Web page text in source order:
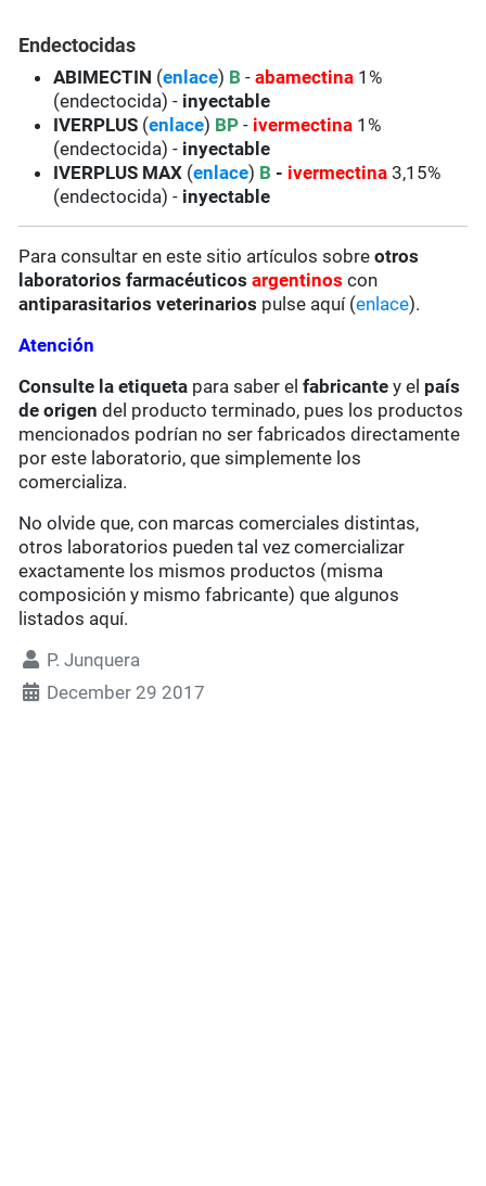
Endectocidas
ABIMECTIN (enlace) B-abamectina 1%
(endectocida) - inyectable
IVERPLUS (enlace) BP- ivermectina 1%
(endectocida) - inyectable
IVERPLUS MAX (enlace) B - ivermectina 3,15%
(endectocida) - inyectable
Para consultar en este sitio artículos sobreotros
laboratorios farmacéuticosargentinos con
antiparasitarios veterinarios pulse aquí (enlace).
Atención
Consulte la etiqueta para saber elfabricantey el país
de origen del producto terminado, pues los productos
mencionados podrían no ser fabricados directamente
por este laboratorio, que simplemente los
comercializa.
No olvide que, con marcas comerciales distintas,
otros laboratorios pueden tal vez comercializar
exactamente los mismos productos (misma
composición y mismo fabricante) que algunos
listados aquí.
P. Junquera
December 29 2017